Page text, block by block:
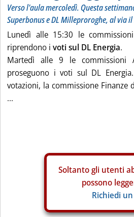
Verso l'aula mercoledì. Questa
Superbonus e DL Milleproroghe, al via
Lunedì alle 15:30 le
riprendono i voti sul DL Energia.
Martedì alle 9 le commissioni
proseguono i voti sul DL
votazioni, la commissione Finanze
...
Soltanto gli utenti
possono
Richiedi